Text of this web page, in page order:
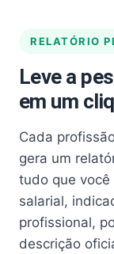
RELATÓRIO
Leve a
em um
Cada
gera um
tudo que você
salarial,
profissional,
descrição